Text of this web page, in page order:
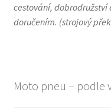
cestování, dobrodružství
doručením. (strojový
Moto pneu – podle